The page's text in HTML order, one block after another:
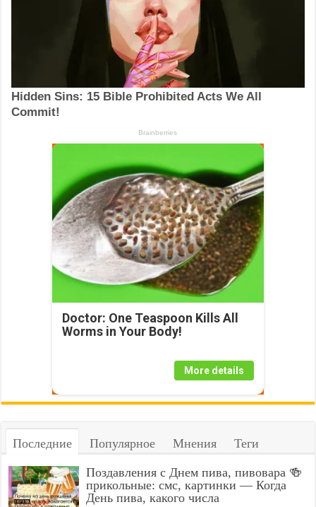
Doctor: One Teaspoon Kills All
Worms in Your Body!
More details
Последние Популярное Мнения Теги
Поздавления с Днем пива, пивовара 🍻
прикольные: смс, картинки — Когда
День пива, какого числа